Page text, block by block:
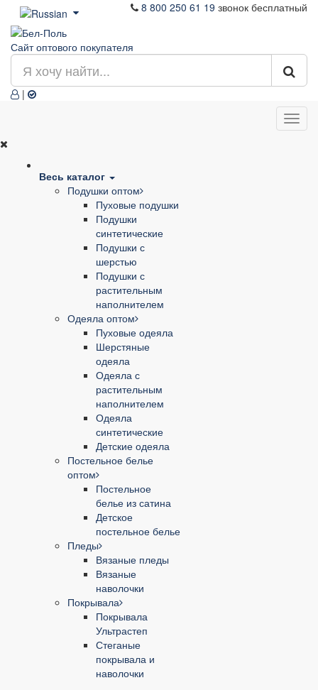
8 800 250 61 19 звонок бесплатный
Сайт оптового покупателя
|
Весь каталог
Подушки оптом
Пуховые подушки
Подушки
синтетические
Подушки с
шерстью
Подушки с
растительным
наполнителем
Одеяла оптом
Пуховые одеяла
Шерстяные
одеяла
Одеяла с
растительным
наполнителем
Одеяла
синтетические
Детские одеяла
Постельное белье
оптом
Постельное
белье из сатина
Детское
постельное белье
Пледы
Вязаные пледы
Вязаные
наволочки
Покрывала
Покрывала
Ультрастеп
Стеганые
покрывала и
наволочки